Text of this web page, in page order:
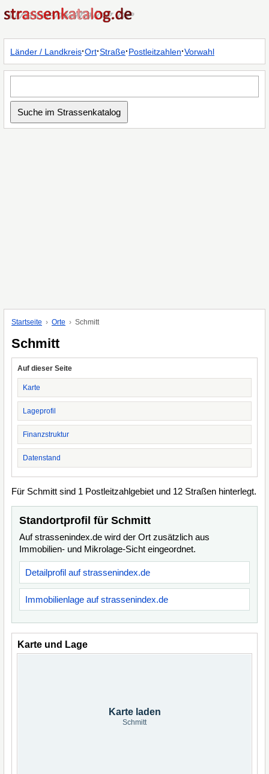
Länder / Landkreis·Ort·Straße·Postleitzahlen·Vorwahl
Startseite Orte Schmitt
Schmitt
Auf dieser Seite
Karte
Lageprofil
Finanzstruktur
Datenstand
Für Schmitt sind 1 Postleitzahlgebiet und 12 Straßen hinterlegt.
Standortprofil für Schmitt
Auf strassenindex.de wird der Ort zusätzlich aus
Immobilien- und Mikrolage-Sicht eingeordnet.
Detailprofil auf strassenindex.de
Immobilienlage auf strassenindex.de
Karte und Lage
Karte laden
Schmitt